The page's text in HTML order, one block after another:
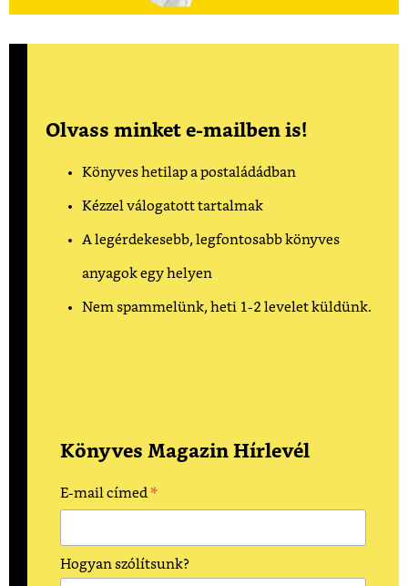
Olvass minket e-mailben is!
Könyves hetilap a postaládádban
Kézzel válogatott tartalmak
A legérdekesebb, legfontosabb könyves
anyagok egy helyen
Nem spammelünk, heti 1-2 levelet küldünk.
Könyves Magazin Hírlevél
E-mail címed *
Hogyan szólítsunk?